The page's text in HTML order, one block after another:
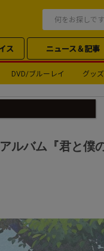
ス ニュース＆記事
DVD/ブルーレイ グッズ
ルバム『君と僕